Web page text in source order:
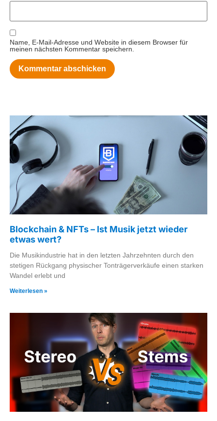
Name, E-Mail-Adresse und Website in diesem Browser für
meinen nächsten Kommentar speichern.
Blockchain & NFTs – Ist Musik jetzt wieder
etwas wert?
Die Musikindustrie hat in den letzten Jahrzehnten durch den
stetigen Rückgang physischer Tonträgerverkäufe einen starken
Wandel erlebt und
Weiterlesen »